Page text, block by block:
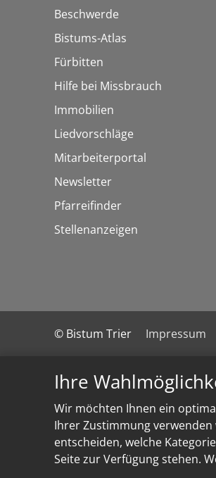
Ihre
Wir möchten Ihnen ein
Ihrer Zustimmung
entscheiden, welche
Seite zur Verfügung stehen.
Beschwerde
Bistums-Atlas
Fürbitten
Hilfe bei Missbrauch
Immobilien
Liedvorschläge
Mitarbeiterportal
Newsletter
Pfarreifinder
Stellenanzeigen
© Bistum Trier Impressum